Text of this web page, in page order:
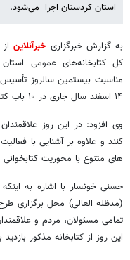
استان کردستان اجرا ‌ می‌شود.
به گزارش خبرگزاریخبرآنلایناز
کل کتابخانه‌های عمومی
مناسبت بیستمین سالروز
۱۴ اسفند سال جاری در ۱۰ باب کتابخانه عمومی استان کردستان اجرا می‌شود.
وی افزود: در این روز
کنند و علاوه بر آشنایی با
های متنوع با محوریت
حسنی خونسار با اشاره به
(مدظله العالی) محل برگزاری
تمامی مسئولان، مردم و
این روز از کتابخانه مذکور